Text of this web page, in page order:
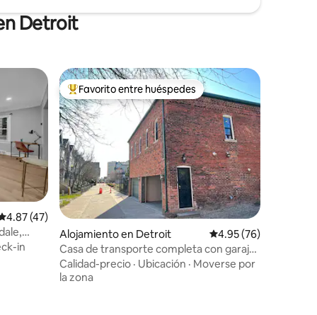
Detroit
promedio: 4.87 de 5, 47 reseñas
4.87 (47)
in
Favorito entre huéspedes preferido
Favorito entre huéspedes
Alojamiento en Detroit Calificación
4.95 (76)
Casa de transporte completa con garaje
en el centro
Calidad-precio · Ubicación · Moverse por
la zona